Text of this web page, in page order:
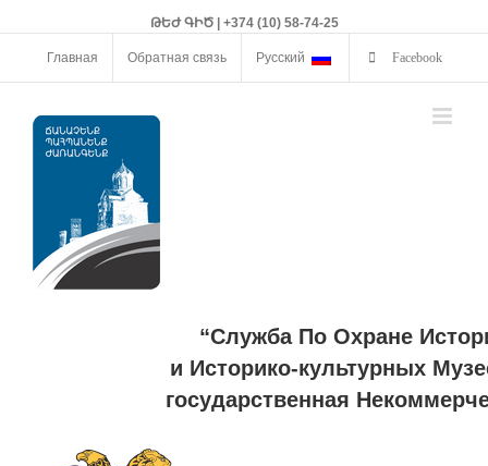
ԹԵԺ ԳԻԾ | +374 (10) 58-74-25
Главная Обратная связь Русский Facebook
“Служба По Охране
и Историко-культурных
государственная